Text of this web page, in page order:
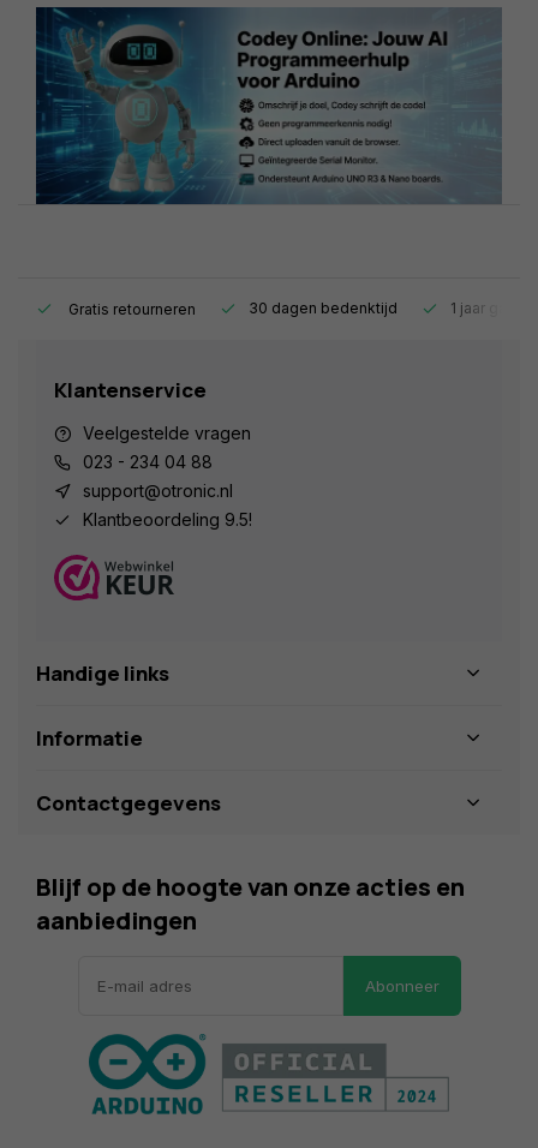
Gratis retourneren 30 dagen bedenktijd 1 jaar
Klantenservice
Veelgestelde vragen
023 - 234 04 88
support@otronic.nl
Klantbeoordeling 9.5!
Handige links
Informatie
Contactgegevens
Blijf op de hoogte van onze acties en
aanbiedingen
Abonneer